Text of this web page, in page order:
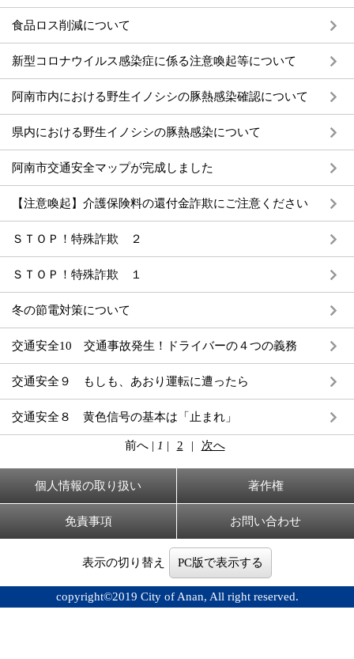
食品ロス削減について
新型コロナウイルス感染症に係る注意喚起等について
阿南市内における野生イノシシの豚熱感染確認について
県内における野生イノシシの豚熱感染について
阿南市交通安全マップが完成しました
【注意喚起】介護保険料の還付金詐欺にご注意ください
ＳＴＯＰ！特殊詐欺 ２
ＳＴＯＰ！特殊詐欺 １
冬の節電対策について
交通安全10 交通事故発生！ドライバーの４つの義務
交通安全９ もしも、あおり運転に遭ったら
交通安全８ 黄色信号の基本は「止まれ」
前へ| 1 | 2 | 次へ
個人情報の取り扱い 著作権
免責事項 お問い合わせ
表示の切り替え PC版で表示する
copyright©2019 City of Anan, All right reserved.